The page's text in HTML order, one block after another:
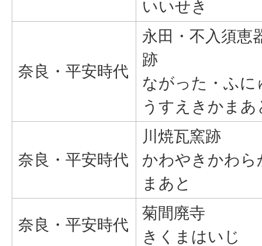
いいせき
奈良・平安時代
永田・不入須恵
跡
ながった・ふに
うすえきかまあ
奈良・平安時代
川焼瓦窯跡
かわやきかわら
まあと
奈良・平安時代
菊間廃寺
きくまはいじ